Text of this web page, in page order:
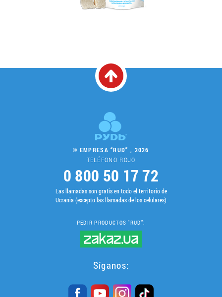
© EMPRESA “RUD” , 2026
TELÉFONO ROJO
0 800 50 17 72
Las llamadas son gratis en todo el territorio de
Ucrania (excepto las llamadas de los celulares)
PEDIR PRODUCTOS "RUD":
Síganos: